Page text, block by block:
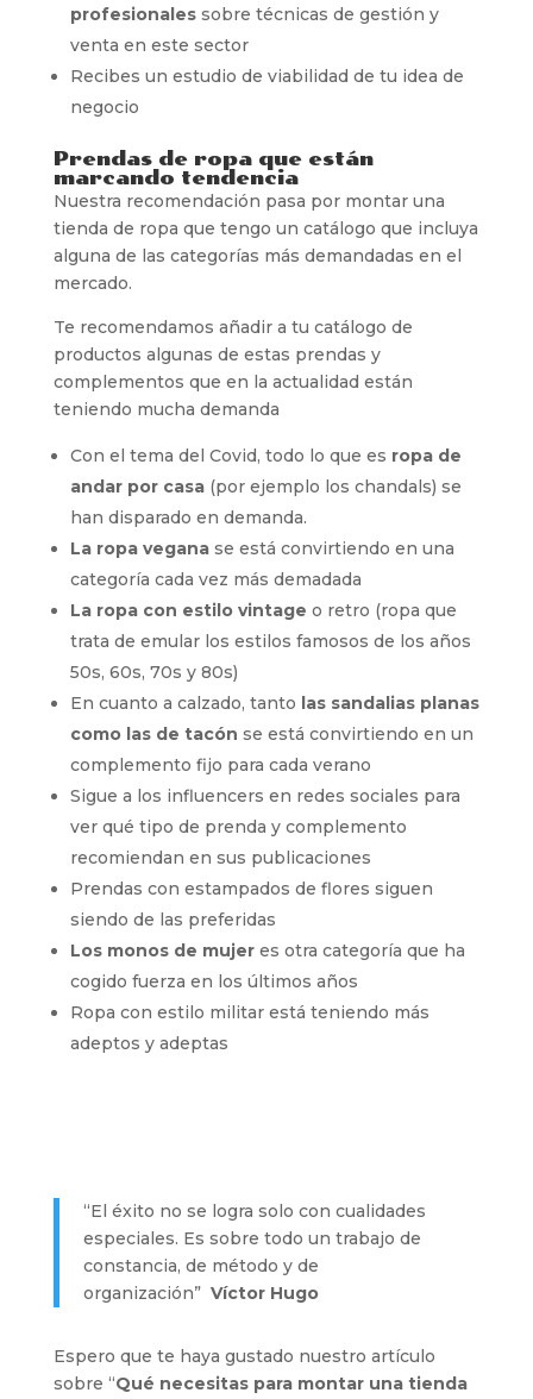
profesionalessobre técnicas de gestión y
venta en este sector
Recibes un estudio de viabilidad de tu idea de
negocio
Prendas de ropa que están
marcando tendencia
Nuestra recomendación pasa por montar una
tienda de ropa que tengo un catálogo que incluya
alguna de las categorías más demandadas en el
mercado.
Te recomendamos añadir a tu catálogo de
productos algunas de estas prendas y
complementos que en la actualidad están
teniendo mucha demanda
Con el tema del Covid, todo lo que es ropa de
andar por casa(por ejemplo los chandals) se
han disparado en demanda.
La ropa veganase está convirtiendo en una
categoría cada vez más demadada
La ropa con estilo vintage o retro (ropa que
trata de emular los estilos famosos de los años
50s, 60s, 70s y 80s)
En cuanto a calzado, tanto las sandalias planas
como las de tacón se está convirtiendo en un
complemento fijo para cada verano
Sigue a los influencers en redes sociales para
ver qué tipo de prenda y complemento
recomiendan en sus publicaciones
Prendas con estampados de flores siguen
siendo de las preferidas
Los monos de mujeres otra categoría que ha
cogido fuerza en los últimos años
Ropa con estilo militar está teniendo más
adeptos y adeptas
“El éxito no se logra solo con cualidades
especiales. Es sobre todo un trabajo de
constancia, de método y de
organización” Víctor Hugo
Espero que te haya gustado nuestro artículo
sobre “Qué necesitas para montar una tienda